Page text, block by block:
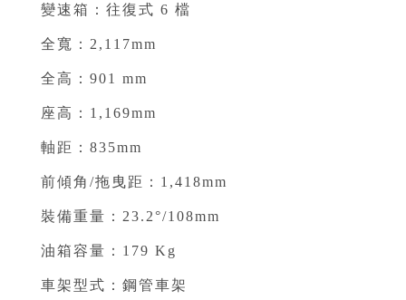
變速箱：往復式 6 檔⁣⁣
全寬：2,117mm ⁣⁣
全高：901 mm ⁣⁣
座高：1,169mm ⁣⁣
軸距：835mm ⁣⁣
前傾角/拖曳距：1,418mm ⁣⁣
裝備重量：23.2°/108mm ⁣⁣
油箱容量：179 Kg⁣⁣
車架型式：鋼管車架 ⁣⁣